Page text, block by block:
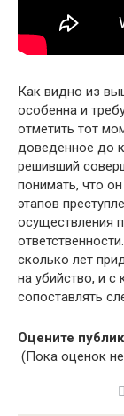
Как видно из
особенна и
отметить тот
доведенное до
решивший
понимать, что
этапов
осуществления
сколько лет
на убийство, и
сопоставлять
Оцените
(Пока оценок